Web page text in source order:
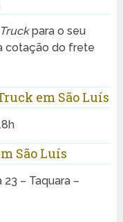
Truckpara o seu
cotação do frete
em São Luís
São Luís
23 – Taquara –